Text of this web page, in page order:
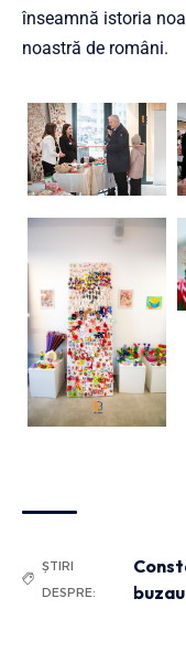
înseamnă istoria
noastră de români.
ȘTIRI
DESPRE:
buzau